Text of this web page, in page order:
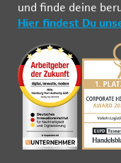
und fin­de deine
Hier findest Du